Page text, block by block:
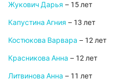
Жукович Дарья – 15 лет
Капустина Агния – 13 лет
Костюкова Варвара – 12 лет
Красникова Анна – 12 лет
Литвинова Анна – 11 лет